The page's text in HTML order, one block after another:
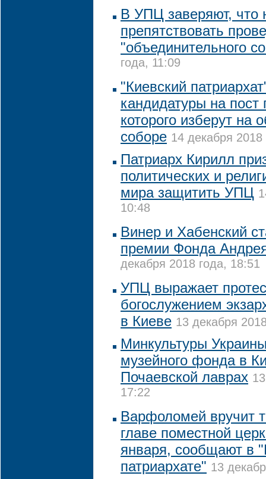
В УПЦ заверяют, что
препятствовать
"объединительного
года, 11:09
"Киевский
кандидатуры на пост
которого изберут на
соборе 14 декабря 2018
Патриарх Кирилл
политических и
мира защитить УПЦ
10:48
Винер и Хабенский
премии Фонда
декабря 2018 года, 18:51
УПЦ выражает
богослужением
в Киеве 13 декабря
Минкультуры
музейного фонда в
Почаевской лаврах
17:22
Варфоломей вручит
главе поместной
января, сообщают в
патриархате" 13